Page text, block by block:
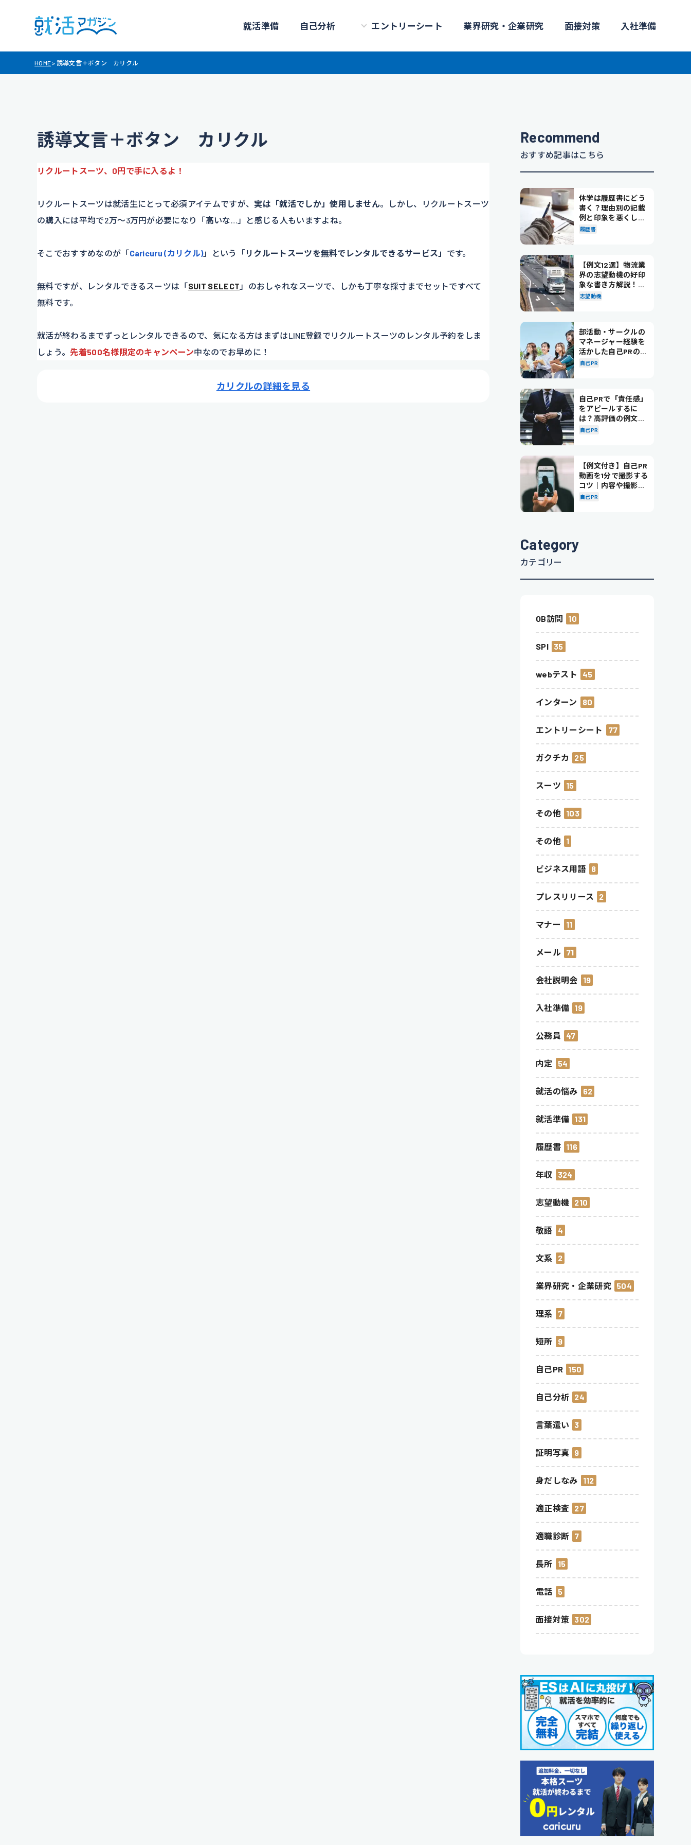
就活準備 自己分析 エントリーシート 業界研究・企業研究 面接対策 入社準備
HOME> 誘導文言＋ボタン カリクル
誘導文言＋ボタン カリクル
リクルートスーツ、0円で手に入るよ！
リクルートスーツは就活生にとって必須アイテムですが、 実は「就活でしか」使用しません。しかし、リクルートスーツ
の購入には平均で2万～3万円が必要になり「高いな…」と感じる人もいますよね。
そこでおすすめなのが「Caricuru (カリクル)」という 「リクルートスーツを無料でレンタルできるサービス」 です。
無料ですが、レンタルできるスーツは「SUIT SELECT 」のおしゃれなスーツで、しかも丁寧な採寸までセットですべて
無料です。
就活が終わるまでずっとレンタルできるので、気になる方はまずはLINE登録でリクルートスーツのレンタル予約をしま
しょう。 先着500名様限定のキャンペーン中なのでお早めに！
カリクルの詳細を見る
Recommend
おすすめ記事はこちら
休学は履歴書にどう
書く？理由別の記載
例と印象を悪くしな
い書き方を解説
履歴書
【例文12選】物流業
界の志望動機の好印
象な書き方解説！パ
ターン別の例文も紹
志望動機
部活動・サークルの
マネージャー経験を
活かした自己PRの書
き方を徹底解説！
自己PR
自己PRで「責任感」
をアピールするに
は？高評価の例文も
紹介！
自己PR
【例文付き】自己PR
動画を1分で撮影する
コツ｜内容や撮影の
ポイントも解説
自己PR
Category
カテゴリー
OB訪問 10
SPI 35
webテスト 45
インターン 80
エントリーシート 77
ガクチカ 25
スーツ 15
その他 103
その他 1
ビジネス用語 8
プレスリリース 2
マナー 11
メール 71
会社説明会 19
入社準備 19
公務員 47
内定 54
就活の悩み 62
就活準備 131
履歴書 116
年収 324
志望動機 210
敬語 4
文系 2
業界研究・企業研究 504
理系 7
短所 9
自己PR 150
自己分析 24
言葉遣い 3
証明写真 9
身だしなみ 112
適正検査 27
適職診断 7
長所 15
電話 5
面接対策 302